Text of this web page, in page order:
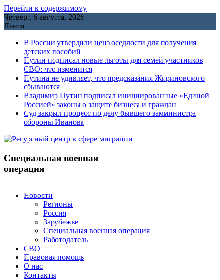
Перейти к содержимому
Четверг, 6 августа, 2026
Лента
В России утвердили ценз оседлости для получения
детских пособий
Путин подписал новые льготы для семей участников
СВО: что изменится
Путина не удивляет, что предсказания Жириновского
сбываются
Владимир Путин подписал инициированные «Единой
Россией» законы о защите бизнеса и граждан
Cуд закрыл процесс по делу бывшего замминистра
обороны Иванова
Специальная военная
операция
Новости
Регионы
Россия
Зарубежье
Специальная военная операция
Работодатель
СВО
Правовая помощь
О нас
Контакты